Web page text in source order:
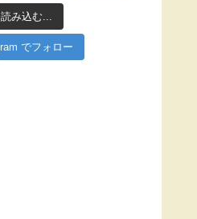
み込む...
でフォロー